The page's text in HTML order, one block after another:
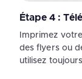
Étape 4 :
Imprimez
des flyers ou
utilisez